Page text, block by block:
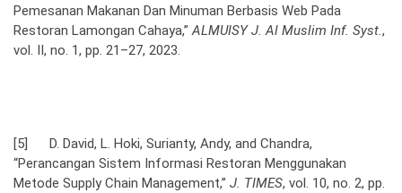
Pemesanan Makanan Dan Minuman Berbasis Web Pada
Restoran Lamongan Cahaya,”ALMUISY J. Al Muslim Inf. Syst.,
vol. II, no. 1, pp. 21–27, 2023.
[5] D. David, L. Hoki, Surianty, Andy, and Chandra,
“Perancangan Sistem Informasi Restoran Menggunakan
Metode Supply Chain Management,” J. TIMES, vol. 10, no. 2, pp.